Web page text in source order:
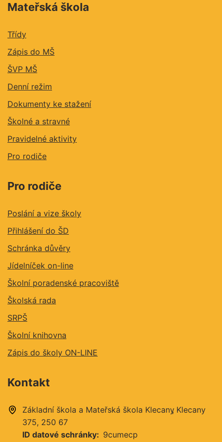
Mateřská škola
Třídy
Zápis do MŠ
ŠVP MŠ
Denní režim
Dokumenty ke stažení
Školné a stravné
Pravidelné aktivity
Pro rodiče
Pro rodiče
Poslání a vize školy
Přihlášení do ŠD
Schránka důvěry
Jídelníček on-line
Školní poradenské pracoviště
Školská rada
SRPŠ
Školní knihovna
Zápis do školy ON-LINE
Kontakt
Základní škola a Mateřská škola KlecanyKlecany
375 250 67
ID datové schránky
9cumecp